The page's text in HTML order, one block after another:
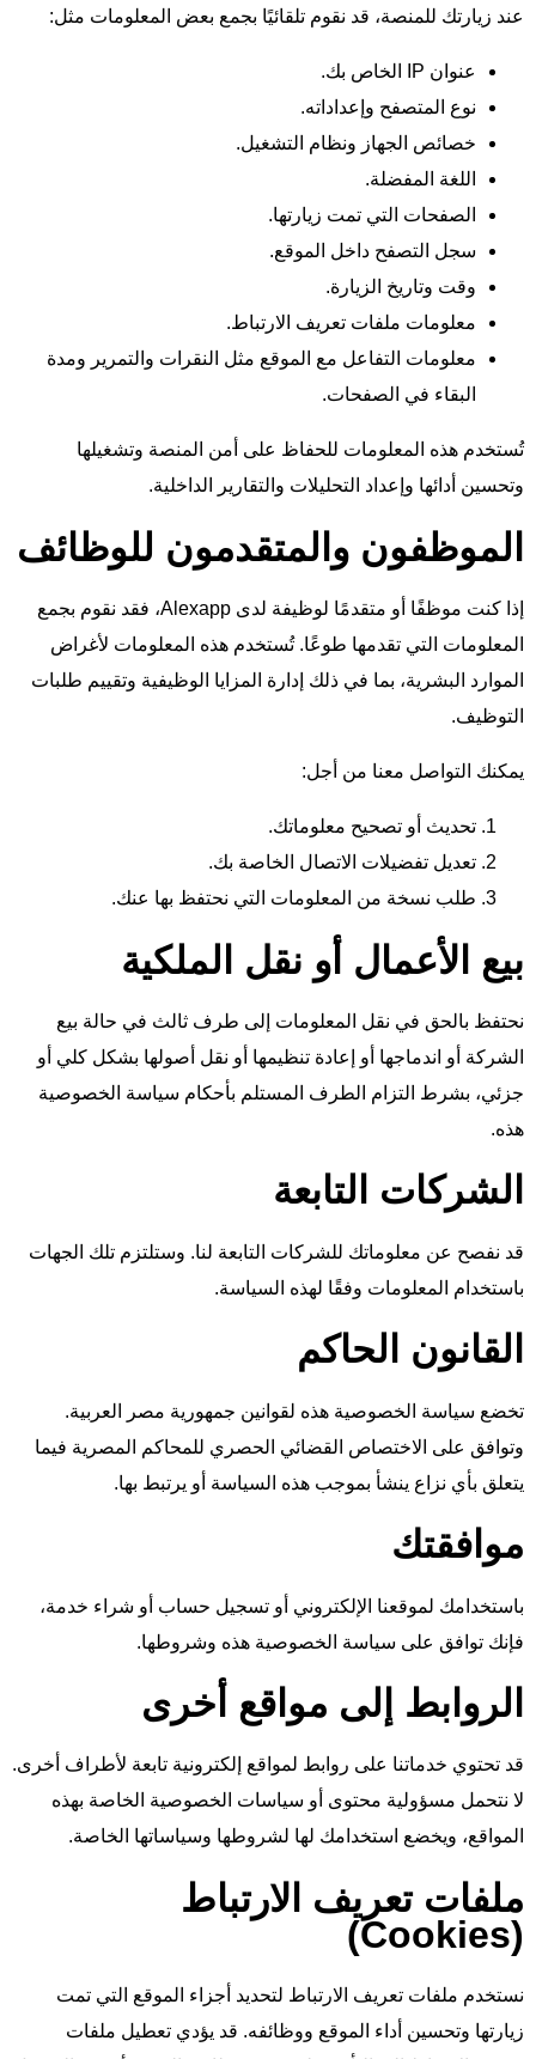
عند زيارتك للمنصة، قد نقوم تلقائيًا بجمع بعض المعلومات مثل:
عنوان IP الخاص بك.
نوع المتصفح وإعداداته.
خصائص الجهاز ونظام التشغيل.
اللغة المفضلة.
الصفحات التي تمت زيارتها.
سجل التصفح داخل الموقع.
وقت وتاريخ الزيارة.
معلومات ملفات تعريف الارتباط.
معلومات التفاعل مع الموقع مثل النقرات والتمرير ومدة
البقاء في الصفحات.
تُستخدم هذه المعلومات للحفاظ على أمن المنصة وتشغيلها
وتحسين أدائها وإعداد التحليلات والتقارير الداخلية.
الموظفون والمتقدمون للوظائف
إذا كنت موظفًا أو متقدمًا لوظيفة لدى Alexapp، فقد نقوم بجمع
المعلومات التي تقدمها طوعًا. تُستخدم هذه المعلومات لأغراض
الموارد البشرية، بما في ذلك إدارة المزايا الوظيفية وتقييم طلبات
التوظيف.
يمكنك التواصل معنا من أجل:
تحديث أو تصحيح معلوماتك.
تعديل تفضيلات الاتصال الخاصة بك.
طلب نسخة من المعلومات التي نحتفظ بها عنك.
بيع الأعمال أو نقل الملكية
نحتفظ بالحق في نقل المعلومات إلى طرف ثالث في حالة بيع
الشركة أو اندماجها أو إعادة تنظيمها أو نقل أصولها بشكل كلي أو
جزئي، بشرط التزام الطرف المستلم بأحكام سياسة الخصوصية
هذه.
الشركات التابعة
قد نفصح عن معلوماتك للشركات التابعة لنا. وستلتزم تلك الجهات
باستخدام المعلومات وفقًا لهذه السياسة.
القانون الحاكم
تخضع سياسة الخصوصية هذه لقوانين جمهورية مصر العربية.
وتوافق على الاختصاص القضائي الحصري للمحاكم المصرية فيما
يتعلق بأي نزاع ينشأ بموجب هذه السياسة أو يرتبط بها.
موافقتك
باستخدامك لموقعنا الإلكتروني أو تسجيل حساب أو شراء خدمة،
فإنك توافق على سياسة الخصوصية هذه وشروطها.
الروابط إلى مواقع أخرى
قد تحتوي خدماتنا على روابط لمواقع إلكترونية تابعة لأطراف أخرى.
لا نتحمل مسؤولية محتوى أو سياسات الخصوصية الخاصة بهذه
المواقع، ويخضع استخدامك لها لشروطها وسياساتها الخاصة.
ملفات تعريف الارتباط
(Cookies)
نستخدم ملفات تعريف الارتباط لتحديد أجزاء الموقع التي تمت
زيارتها وتحسين أداء الموقع ووظائفه. قد يؤدي تعطيل ملفات